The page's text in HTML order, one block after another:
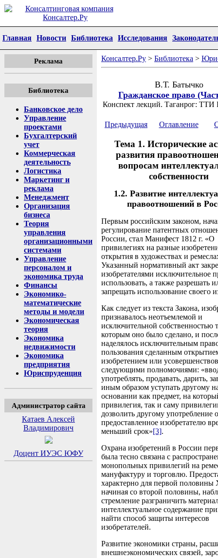
Главная Новости Библиотека Исследования
Реклама
Библиотека
Банковское дело
Управление
проектами
Бухгалтерский
учет
Коммерческая
деятельность
Логистика
Маркетинг и
реклама
Менеджмент
Организация
бизнеса
Теория
управления
организационными
системами
Управление
персоналом и
экономика труда
Финансы
Экономико-
математические
методы и модели
Экономическая
теория
Экономика
недвижимости
Экономика
предприятия
Юриспруденция
Администратор сайта
Катаев Алексей
Владимирович
Доцент ИУЭС ЮФУ
Консалтер.Ру > Библиотека >
В.Т. Батычко
Гражданское право
Конспект лекций. Таганрог:
Предыдущая Оглавление
Тема 1. Исторические
развития
вопросам
собственности
1.2. Развитие
правоотношений в
Первым российским законом,
регулирование патентных
России, стал Манифест 1812 г. «О
привилегиях на разные
открытия в художествах и
Указанный нормативный акт
изобретателями исключительное
использовать, а также разрешать
запрещать использование своего
Как следует из текста Закона,
признавалось неотъемлемой и
исключительной собственностью
которым оно было сделано, и
наделялось исключительным
пользования сделанным
изобретением или
следующими полномочиями:
употреблять, продавать, дарить,
иным образом уступать другому
основании как предмет, на
привилегия, так и саму
дозволить другому употребление
предоставленное изобретателю
меньший срок»[3].
Охрана изобретений в России
была тесно связана с
монопольных привилегий на
мануфактуру и торговлю.
характерно для первой половины
начиная со второй половины,
стремление разграничить
интеллектуальное содержание
найти способ защиты интересов
изобретателей.
Развитие экономики страны,
внешнеэкономических связей,